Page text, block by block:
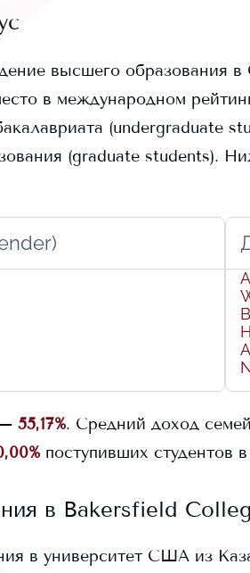
высшего образования
в международном
(undergraduate
(graduate students).
55,17%. Средний доход
поступивших студентов в
в Bakersfield
в университет США из